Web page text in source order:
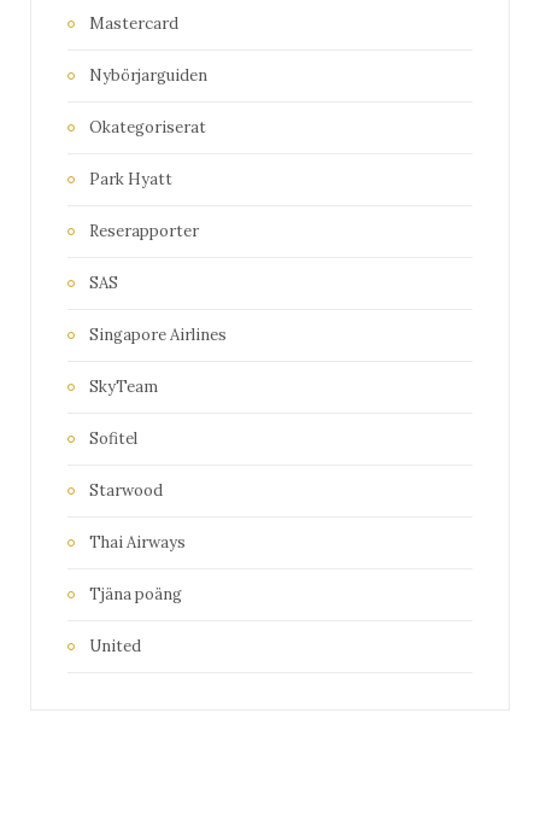
Mastercard
Nybörjarguiden
Okategoriserat
Park Hyatt
Reserapporter
SAS
Singapore Airlines
SkyTeam
Sofitel
Starwood
Thai Airways
Tjäna poäng
United